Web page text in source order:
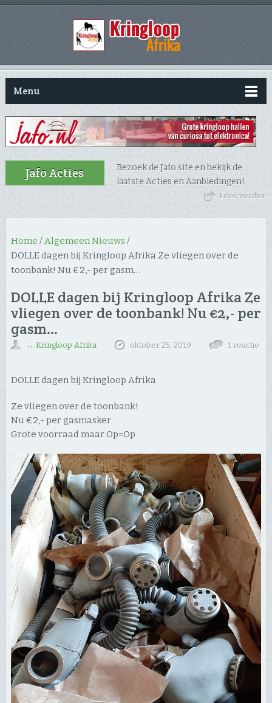
Menu
Jafo Acties
Bezoek de Jafo site en bekijk de
laatste Acties en Aanbiedingen!
Lees verder
Home /Algemeen Nieuws /
DOLLE dagen bij Kringloop Afrika Ze vliegen over de
toonbank! Nu €2,- per gasm…
DOLLE dagen bij Kringloop Afrika Ze
vliegen over de toonbank! Nu €2,- per
gasm…
↔ Kringloop Afrika oktober 25, 2019 1 reactie
DOLLE dagen bij Kringloop Afrika
Ze vliegen over de toonbank!
Nu €2,- per gasmasker
Grote voorraad maar Op=Op